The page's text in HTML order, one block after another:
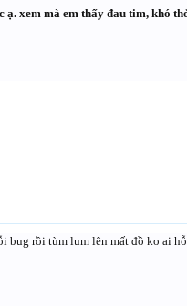
ạ. xem mà em thấy đau tim, khó
bug rồi tùm lum lên mất đồ ko ai